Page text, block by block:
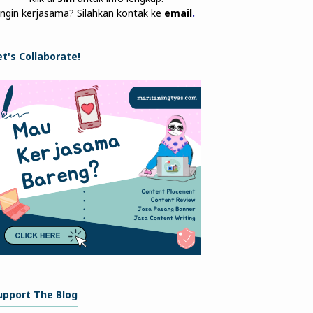
kerjasama? Silahkan kontak ke email.
Collaborate!
The Blog